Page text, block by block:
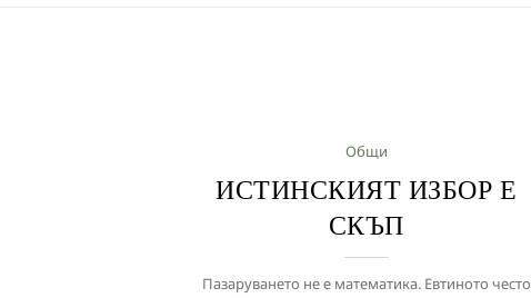
Общи
ИСТИНСКИЯТ ИЗБОР Е
СКЪП
Пазаруването не е математика. Евтиното често